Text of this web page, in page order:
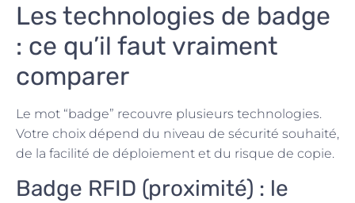
Les technologies de badge
: ce qu’il faut vraiment
comparer
Le mot “badge” recouvre plusieurs technologies.
Votre choix dépend du niveau de sécurité souhaité,
de la facilité de déploiement et du risque de copie.
Badge RFID (proximité) : le